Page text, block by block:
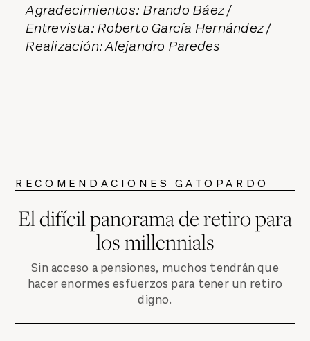
Agradecimientos: Brando Báez /
Entrevista: Roberto García Hernández /
Realización: Alejandro Paredes
RECOMENDACIONES GATOPARDO
El difícil panorama de retiro para
los millennials
Sin acceso a pensiones, muchos tendrán que
hacer enormes esfuerzos para tener un retiro
digno.